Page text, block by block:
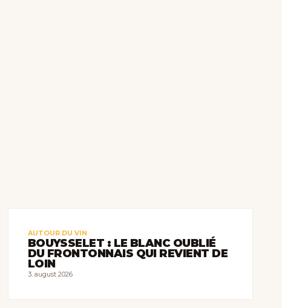
AUTOUR DU VIN
BOUYSSELET : LE BLANC OUBLIÉ
DU FRONTONNAIS QUI REVIENT DE
LOIN
3. august 2026